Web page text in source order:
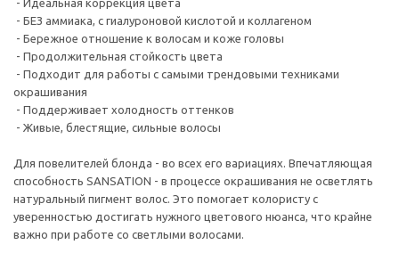
- Идеальная коррекция цвета
- БЕЗ аммиака, с гиалуроновой кислотой и коллагеном
- Бережное отношение к волосам и коже головы
- Продолжительная стойкость цвета
- Подходит для работы с самыми трендовыми техниками
окрашивания
- Поддерживает холодность оттенков
- Живые, блестящие, сильные волосы
Для повелителей блонда - во всех его вариациях. Впечатляющая
способность SANSATION - в процессе окрашивания не осветлять
натуральный пигмент волос. Это помогает колористу с
уверенностью достигать нужного цветового нюанса, что крайне
важно при работе со светлыми волосами.